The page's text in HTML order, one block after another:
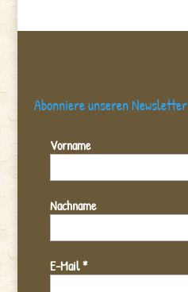
Abonniere unseren Newsletter
Vorname
Nachname
E-Mail*